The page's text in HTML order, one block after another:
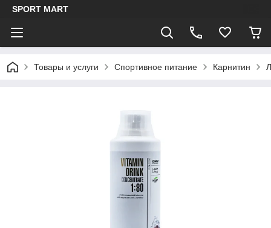
SPORT MART
Товары и услуги Спортивное питание Карнитин